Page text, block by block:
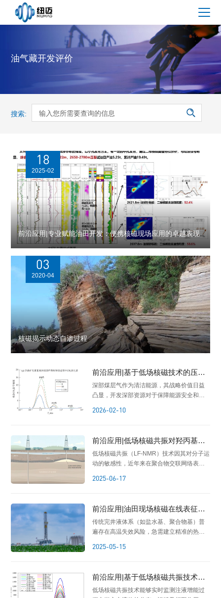
油气藏开发评价
搜索:
18
2025-02
前沿应用|专业赋能油田开发：便携核磁现场应用的卓越表现
03
2020-04
核磁揭示动态自渗过程
前沿应用|基于低场核磁技术的压裂
液矿化度对深部煤层气解吸机理的
研究
深部煤层气作为清洁能源，其战略价值日益
凸显，开发深部资源对于保障能源安全和推
波动，造成压裂液滤失率高、气井产能衰减
快等开发难点。
2026-02-10
前沿应用|低场核磁共振对羟丙基瓜
尔胶压裂液交联度的定量表征
低场核磁共振（LF-NMR）技术因其对分子运
动的敏感性，近年来在聚合物交联网络表征
2025-06-17
前沿应用|油田现场核磁在线表征完
井液高温热稳定性
传统完井液体系（如盐水基、聚合物基）普
遍存在高温失效风险，急需建立精准的热稳
2025-05-15
前沿应用|基于低场核磁共振技术的
油田注液增能机理研究实例
低场核磁共振技术能够实时监测注液增能过